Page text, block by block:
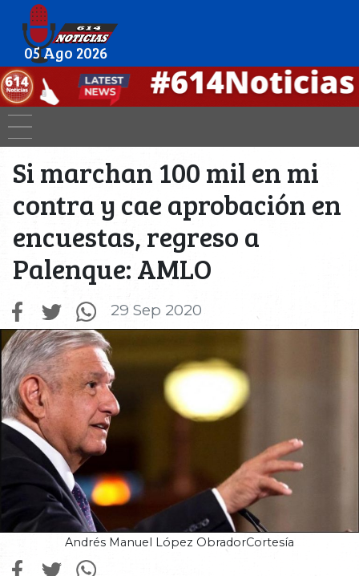
05 Ago 2026
Si marchan 100 mil en mi
contra y cae aprobación en
encuestas, regreso a
Palenque: AMLO
29 Sep 2020
Andrés Manuel López ObradorCortesía